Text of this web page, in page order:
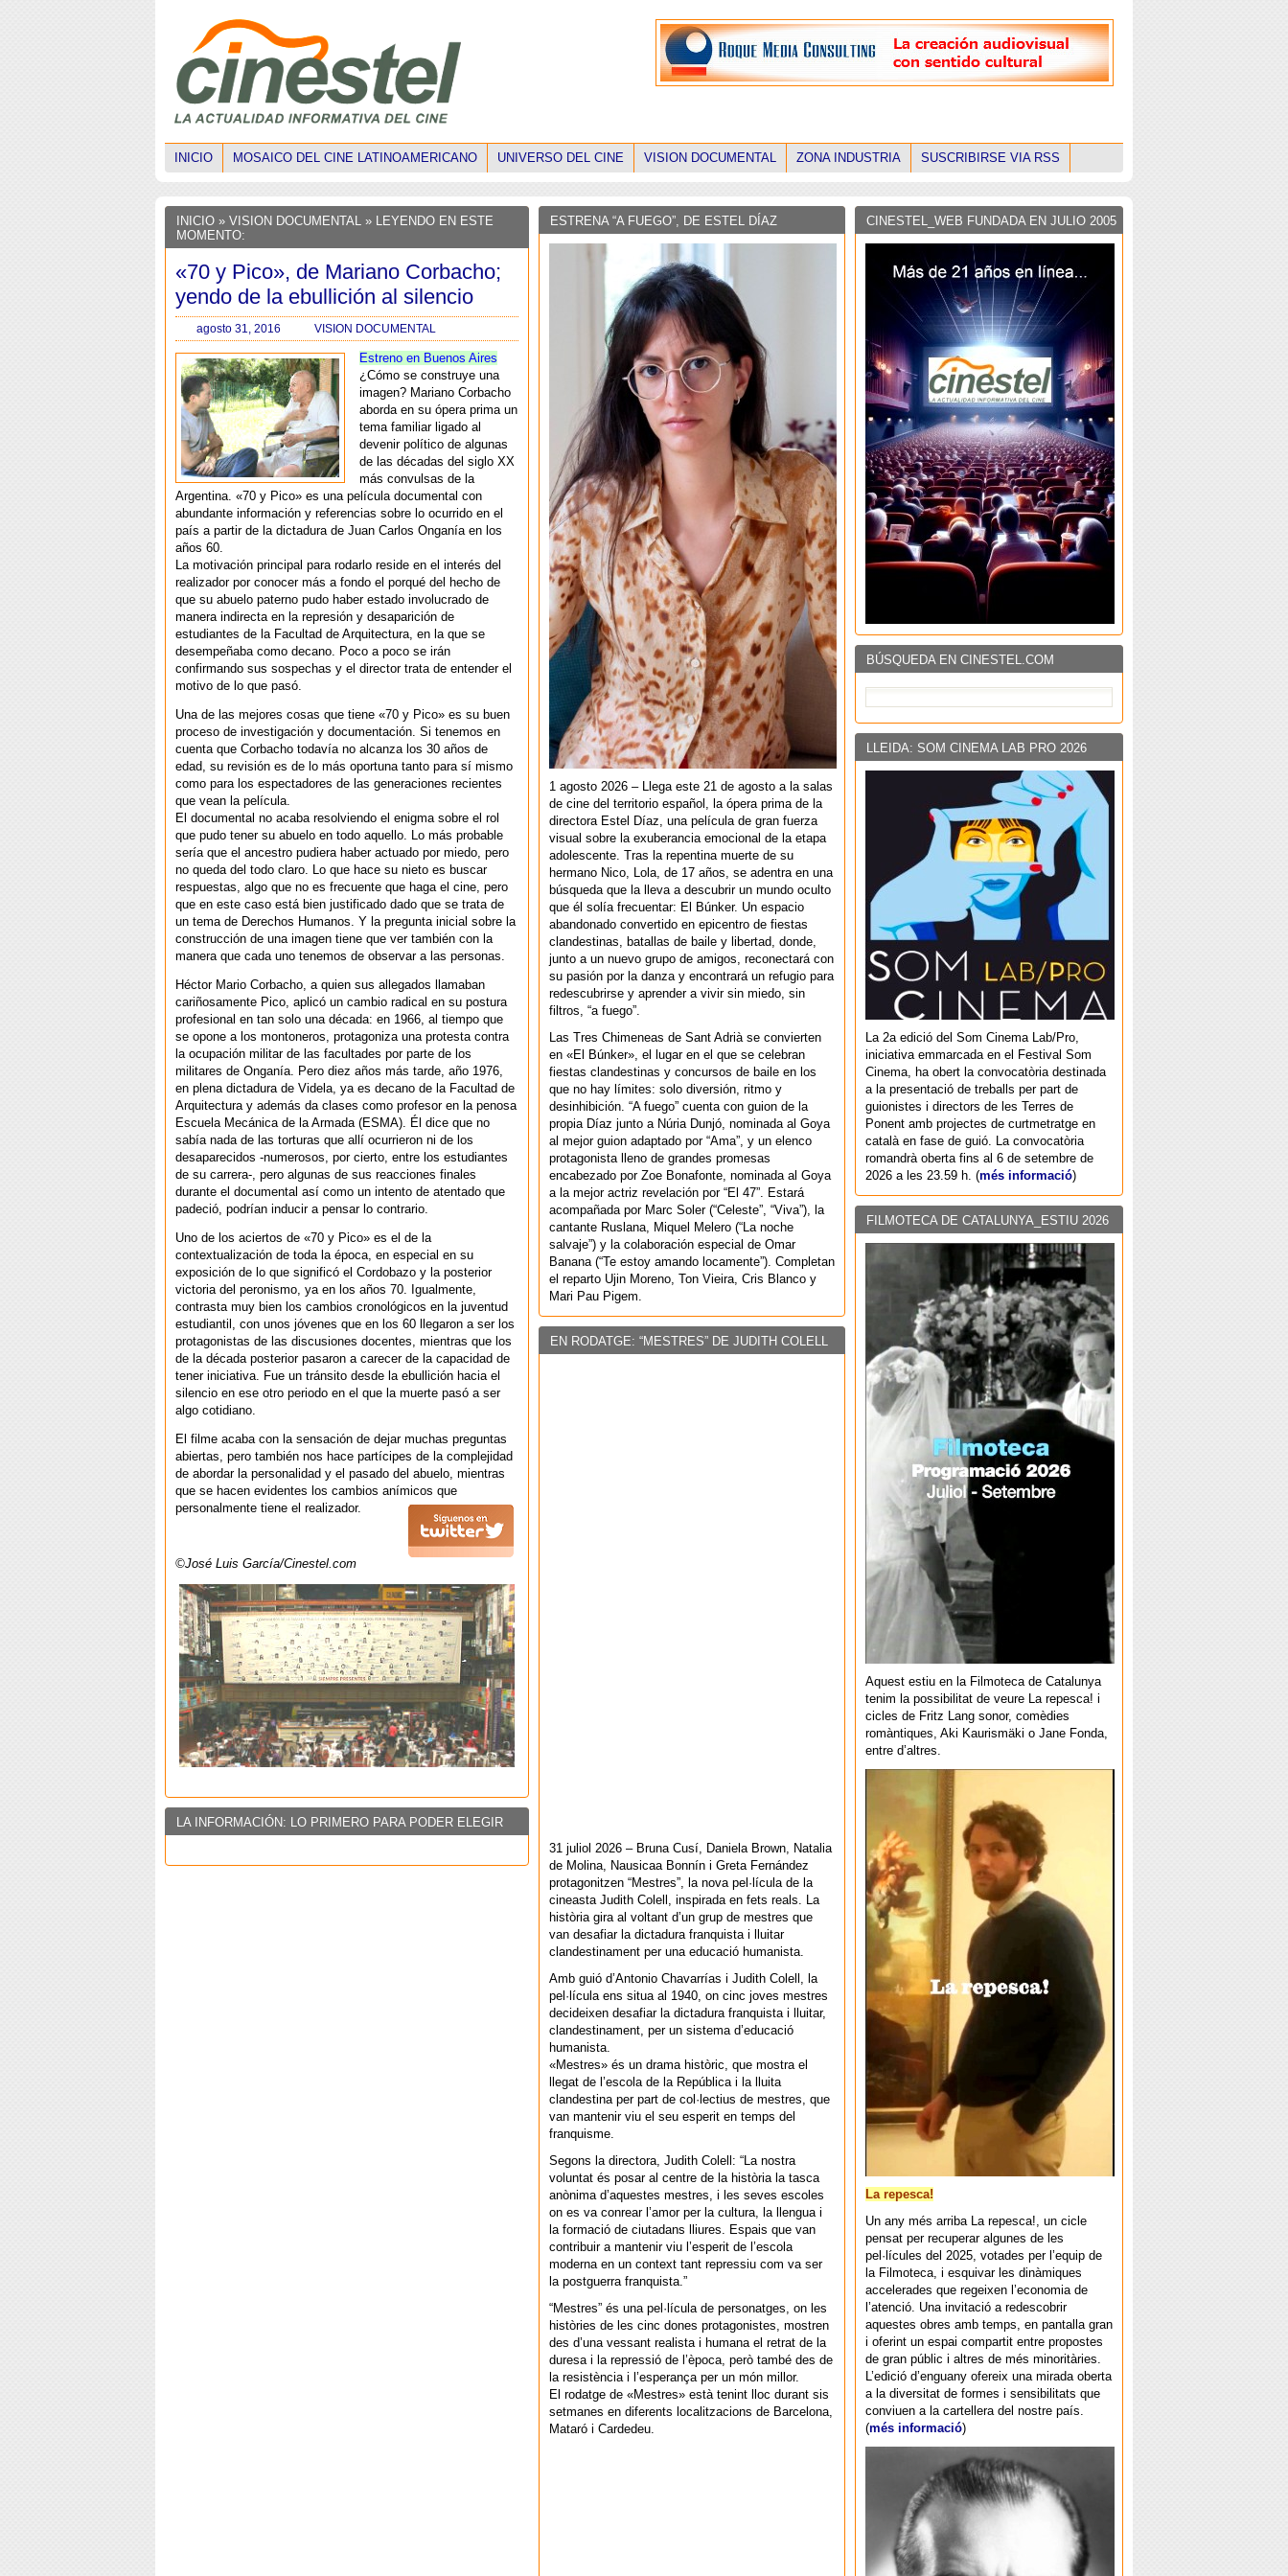
INICIO MOSAICO DEL CINE LATINOAMERICANO UNIVERSO DEL CINE VISION DOCUMENTAL ZONA INDUSTRIA SUSCRIBIRSE VIA RSS
INICIO » VISION DOCUMENTAL » LEYENDO EN ESTE
MOMENTO:
«70 y Pico», de Mariano Corbacho;
yendo de la ebullición al silencio
agosto 31, 2016 VISION DOCUMENTAL
Estreno en Buenos Aires
¿Cómo se construye una
imagen? Mariano Corbacho
aborda en su ópera prima un
tema familiar ligado al
devenir político de algunas
de las décadas del siglo XX
más convulsas de la
Argentina. «70 y Pico» es una película documental con
abundante información y referencias sobre lo ocurrido en el
país a partir de la dictadura de Juan Carlos Onganía en los
años 60.
La motivación principal para rodarlo reside en el interés del
realizador por conocer más a fondo el porqué del hecho de
que su abuelo paterno pudo haber estado involucrado de
manera indirecta en la represión y desaparición de
estudiantes de la Facultad de Arquitectura, en la que se
desempeñaba como decano. Poco a poco se irán
confirmando sus sospechas y el director trata de entender el
motivo de lo que pasó.
Una de las mejores cosas que tiene «70 y Pico» es su buen
proceso de investigación y documentación. Si tenemos en
cuenta que Corbacho todavía no alcanza los 30 años de
edad, su revisión es de lo más oportuna tanto para sí mismo
como para los espectadores de las generaciones recientes
que vean la película.
El documental no acaba resolviendo el enigma sobre el rol
que pudo tener su abuelo en todo aquello. Lo más probable
sería que el ancestro pudiera haber actuado por miedo, pero
no queda del todo claro. Lo que hace su nieto es buscar
respuestas, algo que no es frecuente que haga el cine, pero
que en este caso está bien justificado dado que se trata de
un tema de Derechos Humanos. Y la pregunta inicial sobre la
construcción de una imagen tiene que ver también con la
manera que cada uno tenemos de observar a las personas.
Héctor Mario Corbacho, a quien sus allegados llamaban
cariñosamente Pico, aplicó un cambio radical en su postura
profesional en tan solo una década: en 1966, al tiempo que
se opone a los montoneros, protagoniza una protesta contra
la ocupación militar de las facultades por parte de los
militares de Onganía. Pero diez años más tarde, año 1976,
en plena dictadura de Videla, ya es decano de la Facultad de
Arquitectura y además da clases como profesor en la penosa
Escuela Mecánica de la Armada (ESMA). Él dice que no
sabía nada de las torturas que allí ocurrieron ni de los
desaparecidos -numerosos, por cierto, entre los estudiantes
de su carrera-, pero algunas de sus reacciones finales
durante el documental así como un intento de atentado que
padeció, podrían inducir a pensar lo contrario.
Uno de los aciertos de «70 y Pico» es el de la
contextualización de toda la época, en especial en su
exposición de lo que significó el Cordobazo y la posterior
victoria del peronismo, ya en los años 70. Igualmente,
contrasta muy bien los cambios cronológicos en la juventud
estudiantil, con unos jóvenes que en los 60 llegaron a ser los
protagonistas de las discusiones docentes, mientras que los
de la década posterior pasaron a carecer de la capacidad de
tener iniciativa. Fue un tránsito desde la ebullición hacia el
silencio en ese otro periodo en el que la muerte pasó a ser
algo cotidiano.
El filme acaba con la sensación de dejar muchas preguntas
abiertas, pero también nos hace partícipes de la complejidad
de abordar la personalidad y el pasado del abuelo, mientras
que se hacen evidentes los cambios anímicos que
personalmente tiene el realizador.
©José Luis García/Cinestel.com
LA INFORMACIÓN: LO PRIMERO PARA PODER ELEGIR
CINESTEL_WEB FUNDADA EN JULIO 2005
BÚSQUEDA EN CINESTEL.COM
LLEIDA: SOM CINEMA LAB PRO 2026
La 2a edició del Som Cinema Lab/Pro,
iniciativa emmarcada en el Festival Som
Cinema, ha obert la convocatòria destinada
a la presentació de treballs per part de
guionistes i directors de les Terres de
Ponent amb projectes de curtmetratge en
català en fase de guió. La convocatòria
romandrà oberta fins al 6 de setembre de
2026 a les 23.59 h. (més informació)
FILMOTECA DE CATALUNYA_ESTIU 2026
Aquest estiu en la Filmoteca de Catalunya
tenim la possibilitat de veure La repesca! i
cicles de Fritz Lang sonor, comèdies
romàntiques, Aki Kaurismäki o Jane Fonda,
entre d’altres.
La repesca!
Un any més arriba La repesca!, un cicle
pensat per recuperar algunes de les
pel·lícules del 2025, votades per l’equip de
la Filmoteca, i esquivar les dinàmiques
accelerades que regeixen l’economia de
l’atenció. Una invitació a redescobrir
aquestes obres amb temps, en pantalla gran
i oferint un espai compartit entre propostes
de gran públic i altres de més minoritàries.
L’edició d’enguany ofereix una mirada oberta
a la diversitat de formes i sensibilitats que
conviuen a la cartellera del nostre país.
(més informació)
ESTRENA “A FUEGO”, DE ESTEL DÍAZ
1 agosto 2026 – Llega este 21 de agosto a la salas
de cine del territorio español, la ópera prima de la
directora Estel Díaz, una película de gran fuerza
visual sobre la exuberancia emocional de la etapa
adolescente. Tras la repentina muerte de su
hermano Nico, Lola, de 17 años, se adentra en una
búsqueda que la lleva a descubrir un mundo oculto
que él solía frecuentar: El Búnker. Un espacio
abandonado convertido en epicentro de fiestas
clandestinas, batallas de baile y libertad, donde,
junto a un nuevo grupo de amigos, reconectará con
su pasión por la danza y encontrará un refugio para
redescubrirse y aprender a vivir sin miedo, sin
filtros, “a fuego”.
Las Tres Chimeneas de Sant Adrià se convierten
en «El Búnker», el lugar en el que se celebran
fiestas clandestinas y concursos de baile en los
que no hay límites: solo diversión, ritmo y
desinhibición. “A fuego” cuenta con guion de la
propia Díaz junto a Núria Dunjó, nominada al Goya
al mejor guion adaptado por “Ama”, y un elenco
protagonista lleno de grandes promesas
encabezado por Zoe Bonafonte, nominada al Goya
a la mejor actriz revelación por “El 47”. Estará
acompañada por Marc Soler (“Celeste”, “Viva”), la
cantante Ruslana, Miquel Melero (“La noche
salvaje”) y la colaboración especial de Omar
Banana (“Te estoy amando locamente”). Completan
el reparto Ujin Moreno, Ton Vieira, Cris Blanco y
Mari Pau Pigem.
EN RODATGE: “MESTRES” DE JUDITH COLELL
31 juliol 2026 – Bruna Cusí, Daniela Brown, Natalia
de Molina, Nausicaa Bonnín i Greta Fernández
protagonitzen “Mestres”, la nova pel·lícula de la
cineasta Judith Colell, inspirada en fets reals. La
història gira al voltant d’un grup de mestres que
van desafiar la dictadura franquista i lluitar
clandestinament per una educació humanista.
Amb guió d’Antonio Chavarrías i Judith Colell, la
pel·lícula ens situa al 1940, on cinc joves mestres
decideixen desafiar la dictadura franquista i lluitar,
clandestinament, per un sistema d’educació
humanista.
«Mestres» és un drama històric, que mostra el
llegat de l’escola de la República i la lluita
clandestina per part de col·lectius de mestres, que
van mantenir viu el seu esperit en temps del
franquisme.
Segons la directora, Judith Colell: “La nostra
voluntat és posar al centre de la història la tasca
anònima d’aquestes mestres, i les seves escoles
on es va conrear l’amor per la cultura, la llengua i
la formació de ciutadans lliures. Espais que van
contribuir a mantenir viu l’esperit de l’escola
moderna en un context tant repressiu com va ser
la postguerra franquista.”
“Mestres” és una pel·lícula de personatges, on les
històries de les cinc dones protagonistes, mostren
des d’una vessant realista i humana el retrat de la
duresa i la repressió de l’època, però també des de
la resistència i l’esperança per un món millor.
El rodatge de «Mestres» està tenint lloc durant sis
setmanes en diferents localitzacions de Barcelona,
Mataró i Cardedeu.